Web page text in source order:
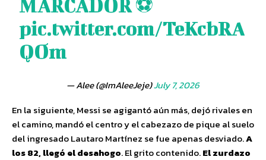
MARCADOR ⚽️
pic.twitter.com/TeKcbRA
QOm
— Alee (@ImAleeJeje)July 7, 2026
En la siguiente, Messi se agigantó aún más, dejó rivales en
el camino, mandó el centro y el cabezazo de pique al suelo
del ingresado Lautaro Martínez se fue apenas desviado.A
los 82, llegó el desahogo. El grito contenido.El zurdazo